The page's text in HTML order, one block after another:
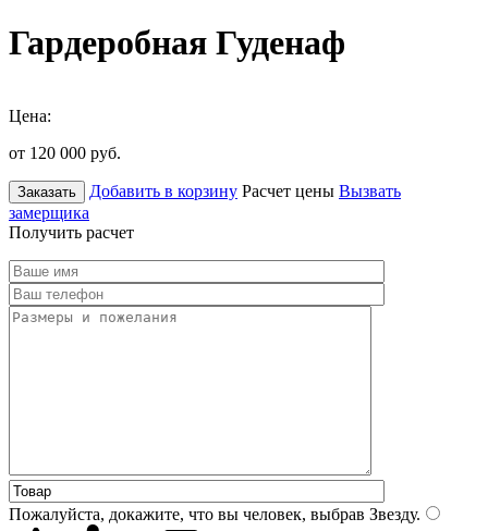
Гардеробная Гуденаф
Цена:
от 120 000 руб.
Заказать Добавить в корзину Расчет цены Вызвать
замерщика
Получить расчет
Пожалуйста, докажите, что вы человек, выбрав Звезду.